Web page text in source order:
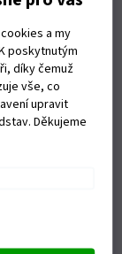
a my
poskytnutým
díky čemuž
vše, co
upravit
Děkujeme
(992380)
u dodavatele